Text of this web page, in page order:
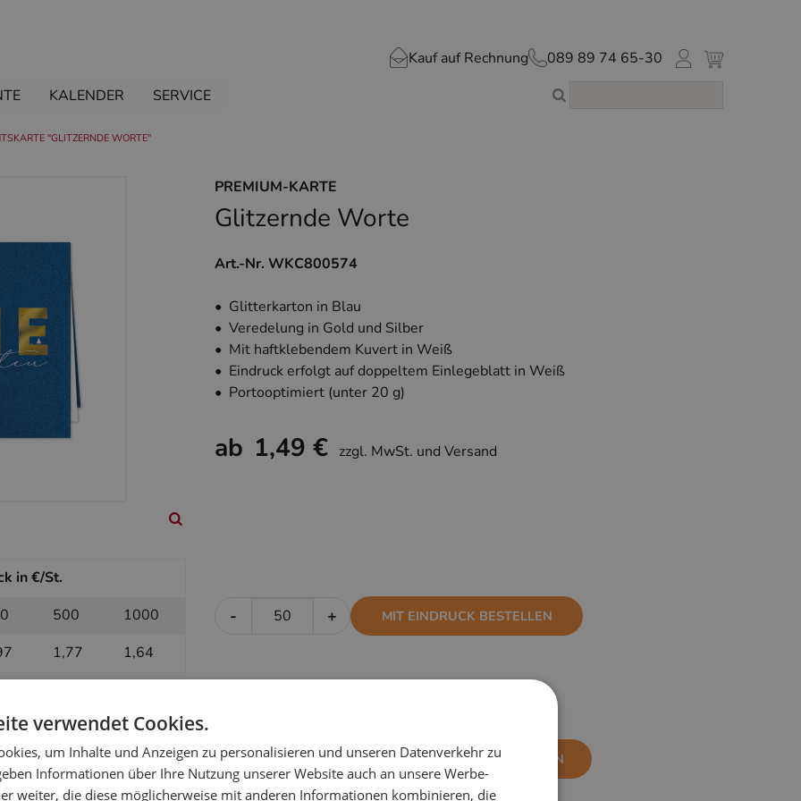
Kauf auf Rechnung
089 89 74 65-30
KALENDER SERVICE
"GLITZERNDE WORTE"
PREMIUM-KARTE
Glitzernde Worte
Art.-Nr. WKC800574
• Glitterkarton in Blau
• Veredelung in Gold und Silber
• Mit haftklebendem Kuvert in Weiß
• Eindruck erfolgt auf doppeltem Einlegeblatt in Weiß
• Portooptimiert (unter 20 g)
ab 1,49 € zzgl. MwSt. und Versand
in €/St.
500
1000
1,77 1,64
- + MIT EINDRUCK BESTELLEN
in €/St.
500
1000
1,59 1,49
- + OHNE EINDRUCK BESTELLEN
verwendet Cookies.
um Inhalte und Anzeigen zu personalisieren und unseren Datenverkehr zu
Informationen über Ihre Nutzung unserer Website auch an unsere Werbe-
weiter, die diese möglicherweise mit anderen Informationen kombinieren, die